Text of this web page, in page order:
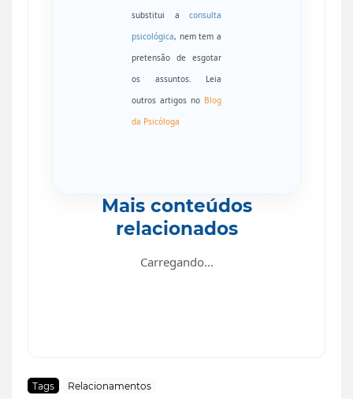
substitui a consulta
psicológica, nem tem a
pretensão de esgotar
os assuntos. Leia
outros artigos no Blog
da Psicóloga
Mais conteúdos
relacionados
Carregando...
Tags Relacionamentos